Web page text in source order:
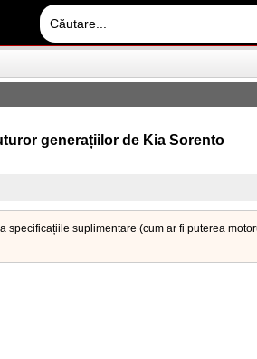
generațiilor de Kia Sorento
suplimentare (cum ar fi puterea